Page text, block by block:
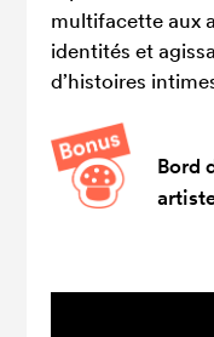
multifacette aux
identités et
d’histoires
Bord